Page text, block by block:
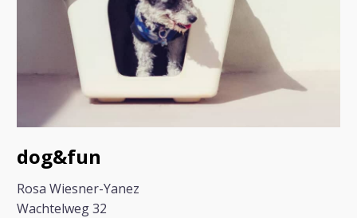
dog&fun
Rosa Wiesner-Yanez
Wachtelweg 32